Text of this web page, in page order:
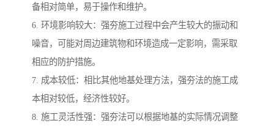
备相对简单，易于操作和维护。
6. 环境影响较大：强夯施工过程中会产生较大的振动和
噪音，可能对周边建筑物和环境造成一定影响，需采取
相应的防护措施。
7. 成本较低：相比其他地基处理方法，强夯法的施工成
本相对较低，经济性较好。
8. 施工灵活性强：强夯法可以根据地基的实际情况调整